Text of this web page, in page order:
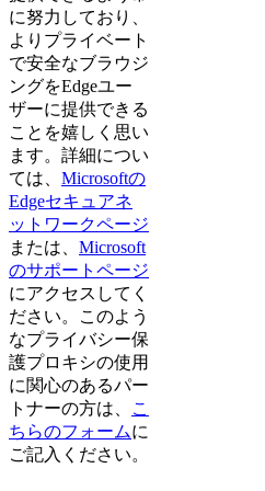
に努力しており、
よりプライベート
で安全なブラウジ
ングをEdgeユー
ザーに提供できる
ことを嬉しく思い
ます。詳細につい
ては、 Microsoftの
Edgeセキュアネ
ットワークページ
または、 Microsoft
のサポートページ
にアクセスしてく
ださい。このよう
なプライバシー保
護プロキシの使用
に関心のあるパー
トナーの方は、
こ
ちらのフォームに
ご記入ください。